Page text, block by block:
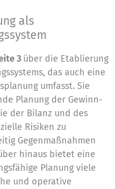
als
3 über die Etablierung
das auch eine
umfasst. Sie
Planung der Gewinn-
der Bilanz und des
Risiken zu
Gegenmaßnahmen
hinaus bietet eine
Planung viele
und operative